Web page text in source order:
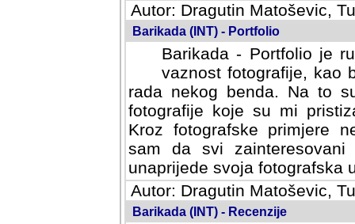
Autor: Dragutin Matoševic,
Barikada (INT) - Portfolio
Barikada - Portfolio je
vaznost fotografije, kao
rada nekog benda. Na to
fotografije koje su mi
fotografske primjere
svi zainteresovani
svoja fotografska umijeca.
Autor: Dragutin Matoševic,
Barikada (INT) - Recenzije